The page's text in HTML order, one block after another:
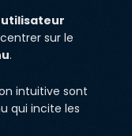
sur le
.
intuitive sont
qui incite les